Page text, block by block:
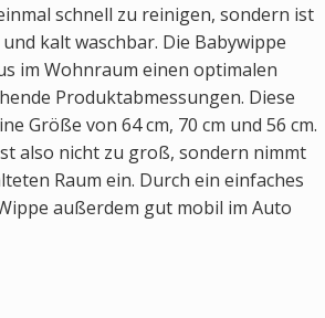
schnell zu reinigen, sondern ist
kalt waschbar. Die Babywippe
im Wohnraum einen optimalen
Produktabmessungen. Diese
Größe von 64 cm, 70 cm und 56 cm.
also nicht zu groß, sondern nimmt
Raum ein. Durch ein einfaches
außerdem gut mobil im Auto